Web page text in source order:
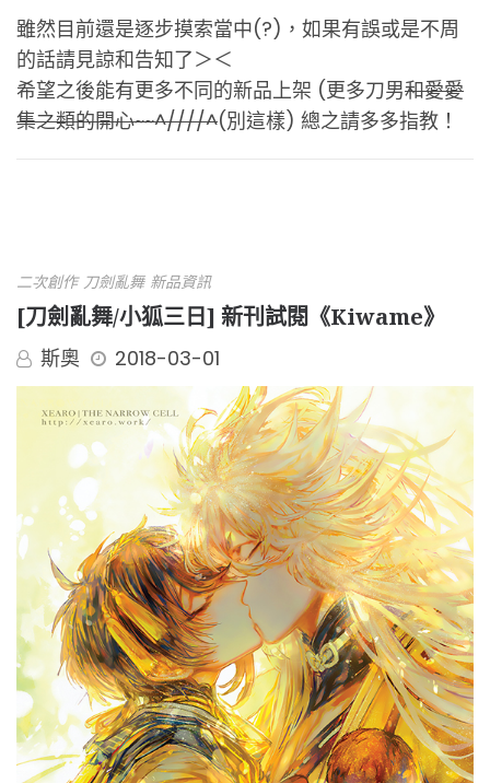
雖然目前還是逐步摸索當中(?)，如果有誤或是不周
的話請見諒和告知了＞＜
希望之後能有更多不同的新品上架 (更多刀男和愛愛
集之類的開心~~^////^(別這樣) 總之請多多指教！
二次創作 刀劍亂舞 新品資訊
[刀劍亂舞/小狐三日] 新刊試閱《Kiwame》
斯奧 2018-03-01